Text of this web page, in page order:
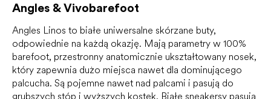
Angles & Vivobarefoot
Angles Linos to białe uniwersalne skórzane buty,
odpowiednie na każdą okazję. Mają parametry w 100%
barefoot, przestronny anatomicznie ukształtowany nosek,
który zapewnia dużo miejsca nawet dla dominującego
palcucha. Są pojemne nawet nad palcami i pasują do
grubszych stóp i wyższych kostek. Białe sneakersy pasują